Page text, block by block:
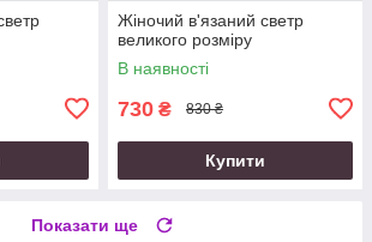
Жіночий в'язаний светр
великого розміру
В наявності
730 ₴ 830 ₴
Купити
Показати ще